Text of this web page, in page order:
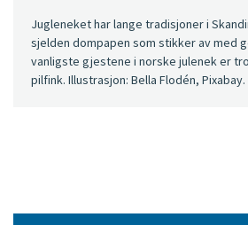
Jugleneket har lange tradisjoner i
sjelden dompapen som stikker av med
vanligste gjestene i norske julenek er
pilfink. Illustrasjon: Bella Flodén, Pixabay.